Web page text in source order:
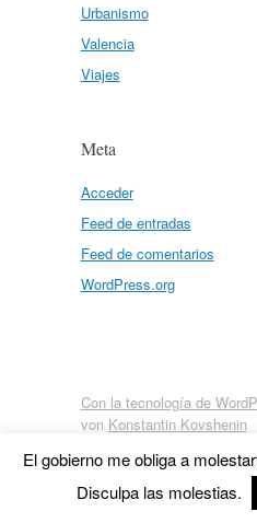
Urbanismo
Valencia
Viajes
Meta
Acceder
Feed de entradas
Feed de comentarios
WordPress.org
Con la tecnología de
von Konstantin Kovshenin
El gobierno me obliga a
Disculpa las molestias.